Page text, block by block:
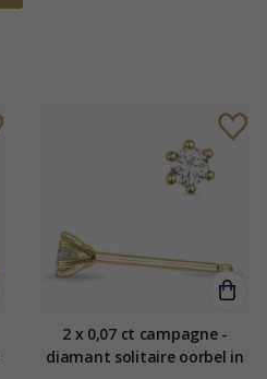
2 x 0,07 ct campagne -
diamant solitaire oorbel in